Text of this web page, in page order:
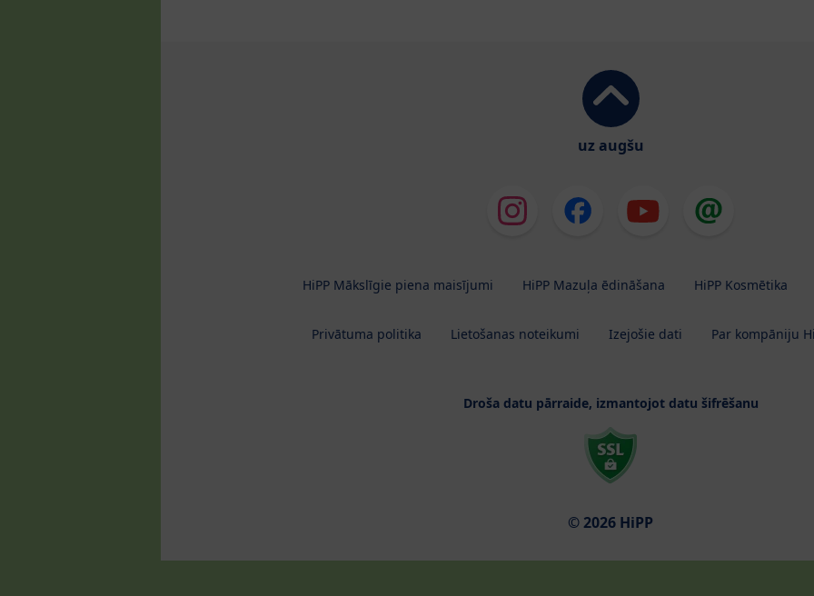
uz augšu
HiPP Mākslīgie piena maisījumi HiPP Mazuļa ēdināšana HiPP Kosmētika
Privātuma politika Lietošanas noteikumi Izejošie dati Par kompāniju
Droša datu pārraide, izmantojot datu šifrēšanu
© 2026 HiPP